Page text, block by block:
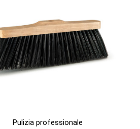
Pulizia professionale
ANTEPRIMA